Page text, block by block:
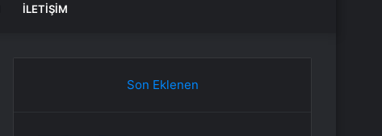
İLETIŞIM
Son Eklenen